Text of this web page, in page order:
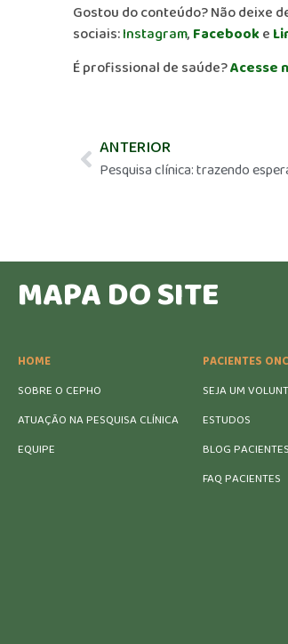
Gostou do conteúdo? Não deixe
sociais:Instagram, Facebooke
É profissional de saúde?Acesse
ANTERIOR
MAPA DO SITE
HOME
SOBRE O CEPHO
ATUAÇÃO NA PESQUISA CLÍNICA
EQUIPE
PACIENTES
SEJA UM
ESTUDOS
BLOG PACIENTES
FAQ PACIENTES